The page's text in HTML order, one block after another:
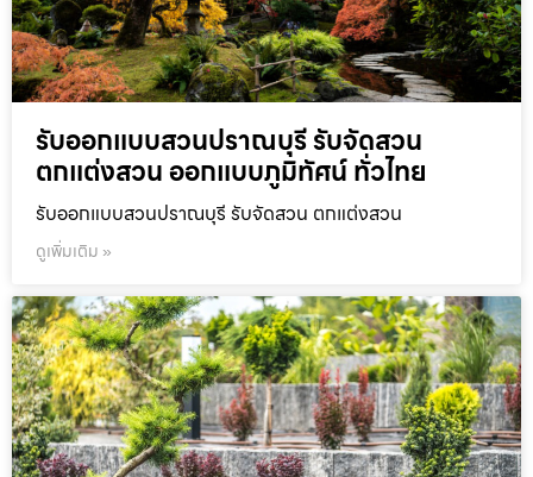
รับออกแบบสวนปราณบุรี รับจัดสวน
ตกแต่งสวน ออกแบบภูมิทัศน์ ทั่วไทย
รับออกแบบสวนปราณบุรี รับจัดสวน ตกแต่งสวน
ดูเพิ่มเติม »